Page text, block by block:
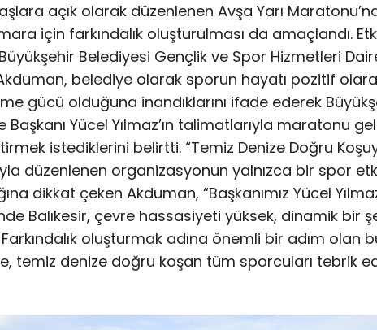
açık olarak düzenlenen Avşa Yarı
için farkındalık oluşturulması da amaçlandı.
Belediyesi Gençlik ve Spor Hizmetleri
belediye olarak sporun hayatı pozitif
gücü olduğuna inandıklarını ifade ederek
Başkanı Yücel Yılmaz’ın talimatlarıyla maratonu
istediklerini belirtti. “Temiz Denize Doğru
düzenlenen organizasyonun yalnızca bir spor
dikkat çeken Akduman, “Başkanımız Yücel
Balıkesir, çevre hassasiyeti yüksek, dinamik bir
oluşturmak adına önemli bir adım olan
temiz denize doğru koşan tüm sporcuları tebrik